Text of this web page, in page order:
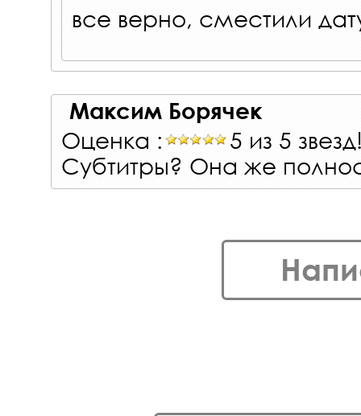
все верно, сместили
Максим Борячек
Оценка :
5 из 5
Субтитры? Она же